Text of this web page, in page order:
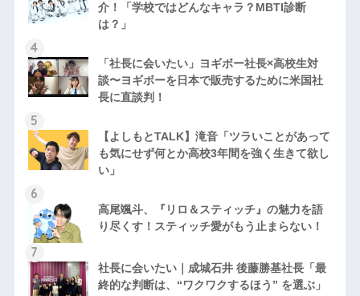
介！「学校ではどんなキャラ？MBTI診断
は？」
「社長に会いたい」ヨギボー社長×高校生対
談〜ヨギボーを日本で販売するために米国社
長に直談判！
【よしもとTALK】滝音「ツラいことがあって
も気にせず何とか高校3年間を強く生きて欲し
い」
高尾颯斗、『リロ＆スティッチ』の魅力を語
り尽くす！スティッチ愛がもう止まらない！
社長に会いたい｜成城石井 後藤勝基社長「最
終的な判断は、“ワクワクするほう” を選ぶ」